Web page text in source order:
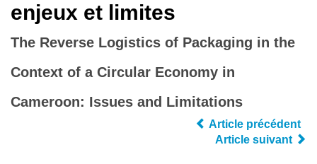
enjeux et limites
The Reverse Logistics of Packaging in the
Context of a Circular Economy in
Cameroon: Issues and Limitations
Article précédent
Article suivant